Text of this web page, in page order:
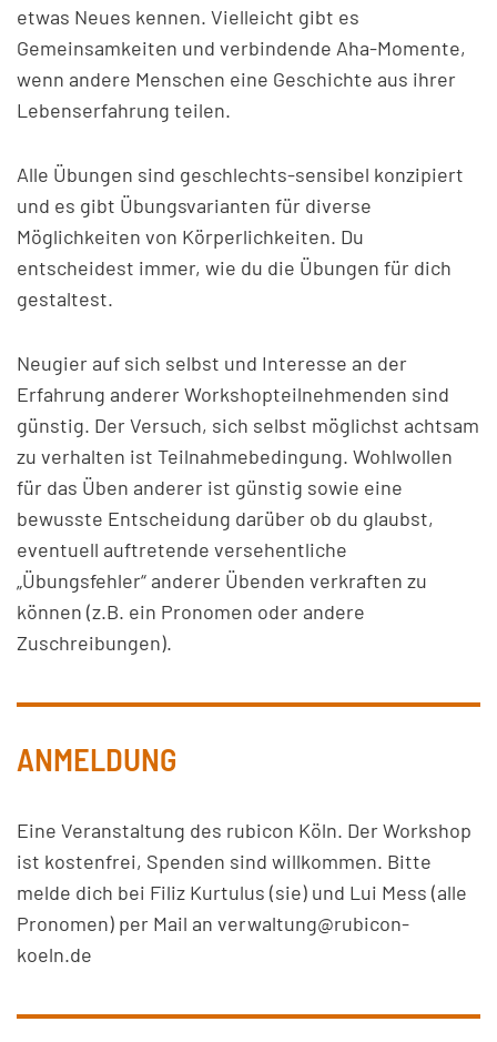
etwas Neues kennen. Vielleicht gibt es
Gemeinsamkeiten und verbindende Aha-Momente,
wenn andere Menschen eine Geschichte aus ihrer
Lebenserfahrung teilen.
Alle Übungen sind geschlechts-sensibel konzipiert
und es gibt Übungsvarianten für diverse
Möglichkeiten von Körperlichkeiten. Du
entscheidest immer, wie du die Übungen für dich
gestaltest.
Neugier auf sich selbst und Interesse an der
Erfahrung anderer Workshopteilnehmenden sind
günstig. Der Versuch, sich selbst möglichst achtsam
zu verhalten ist Teilnahmebedingung. Wohlwollen
für das Üben anderer ist günstig sowie eine
bewusste Entscheidung darüber ob du glaubst,
eventuell auftretende versehentliche
„Übungsfehler“ anderer Übenden verkraften zu
können (z.B. ein Pronomen oder andere
Zuschreibungen).
ANMELDUNG
Eine Veranstaltung des rubicon Köln. Der Workshop
ist kostenfrei, Spenden sind willkommen. Bitte
melde dich bei Filiz Kurtulus (sie) und Lui Mess (alle
Pronomen) per Mail an verwaltung@rubicon-
koeln.de